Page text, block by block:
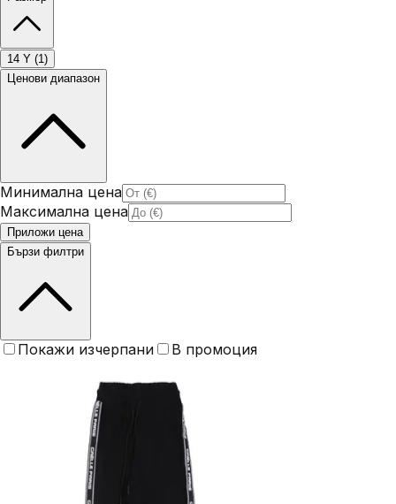
14 Y (1)
Ценови диапазон
Минимална цена
Максимална цена
Приложи цена
Бързи филтри
Покажи изчерпани В промоция